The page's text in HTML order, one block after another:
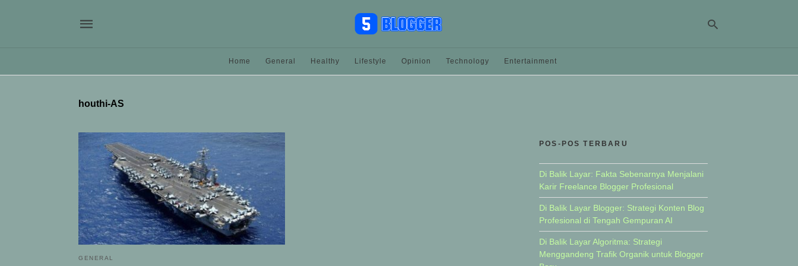
Home General Healthy Lifestyle Opinion Technology Entertainment
houthi-AS
GENERAL
POS-POS TERBARU
Di Balik Layar: Fakta Sebenarnya Menjalani
Karir Freelance Blogger Profesional
Di Balik Layar Blogger: Strategi Konten Blog
Profesional di Tengah Gempuran AI
Di Balik Layar Algoritma: Strategi
Menggandeng Trafik Organik untuk Blogger